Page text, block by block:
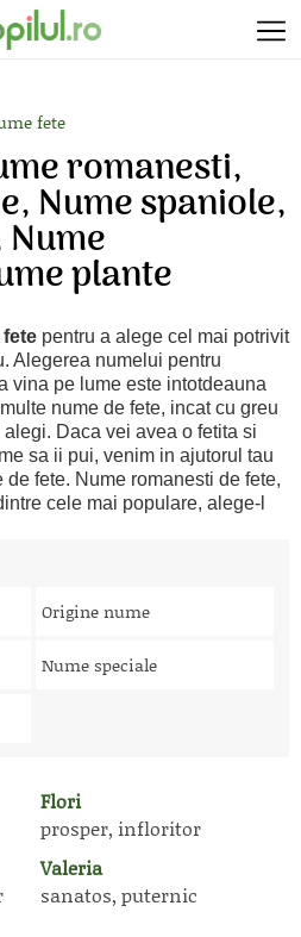
fete
romanesti,
Nume spaniole,
plante
fete pentru a alege cel mai potrivit
Alegerea numelui pentru
vina pe lume este intotdeauna
nume de fete, incat cu greu
Daca vei avea o fetita si
sa ii pui, venim in ajutorul tau
fete. Nume romanesti de fete,
cele mai populare, alege-l
Origine nume
Nume speciale
Flori
prosper, infloritor
Valeria
sanatos, puternic